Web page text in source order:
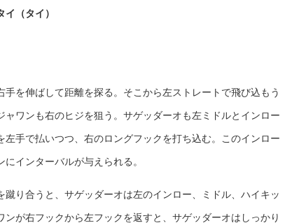
（タイ）
を伸ばして距離を探る。そこから左ストレートで飛び込もう
ャワンも右のヒジを狙う。サゲッダーオも左ミドルとインロー
左手で払いつつ、右のロングフックを打ち込む。このインロー
インターバルが与えられる。
蹴り合うと、サゲッダーオは左のインロー、ミドル、ハイキッ
ンが右フックから左フックを返すと、サゲッダーオはしっかり